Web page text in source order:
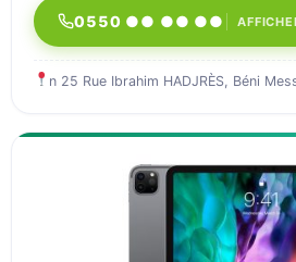
0550 ●● ●● ●●
n 25 Rue Ibrahim HADJRÈS, Béni